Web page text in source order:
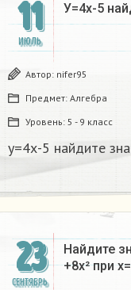
11
ИЮЛЬ
У=4х-5
Автор: nifer95
Предмет: Алгебра
Уровень: 5 - 9 класс
у=4х-5 найдите
23
СЕНТЯБРЬ
Найдите
+8х² при